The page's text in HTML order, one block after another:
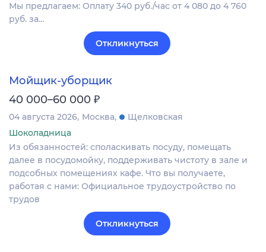
Мы предлагаем: Оплату 340 руб./час от 4 080 до 4 760
руб. за…
Откликнуться
Мойщик-уборщик
40 000–60 000 ₽
04 августа 2026 Москва
Щелковская
Шоколадница
Из обязанностей: споласкивать посуду, помещать
далее в посудомойку, поддерживать чистоту в зале и
подсобных помещениях кафе. Что вы получаете,
работая с нами: Официальное трудоустройство по
трудов
Откликнуться